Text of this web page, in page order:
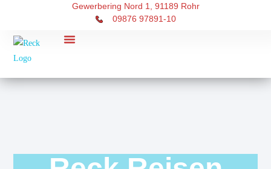
Gewerbering Nord 1, 91189 Rohr
09876 97891-10